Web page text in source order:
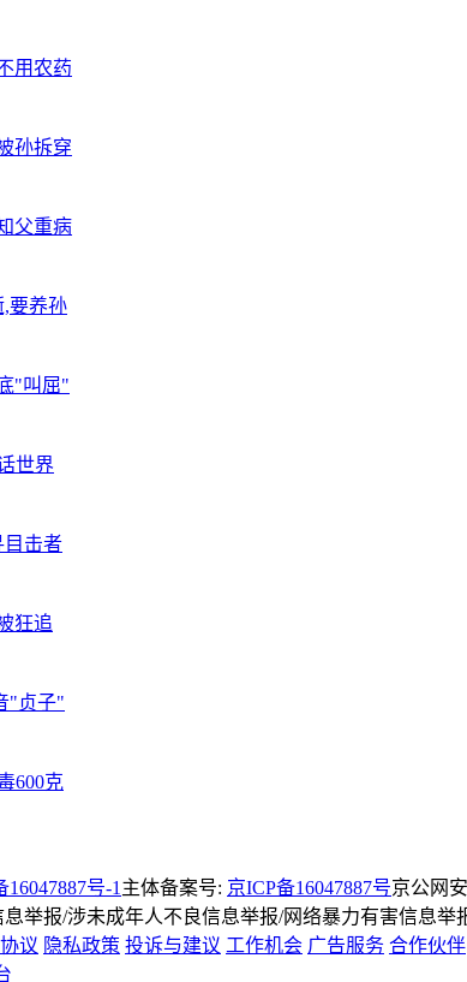
用农药
孙拆穿
父重病
,要养孙
"叫屈"
世界
目击者
狂追
"贞子"
600克
16047887号-1 主体备案号: 京ICP备16047887号京公网
举报/涉未成年人不良信息举报/网络暴力有害信息举
议 隐私政策 投诉与建议 工作机会 广告服务 合作伙伴